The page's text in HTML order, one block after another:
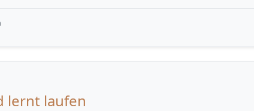
lernt laufen